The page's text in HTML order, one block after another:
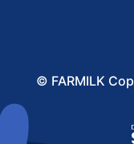
© FARMILK